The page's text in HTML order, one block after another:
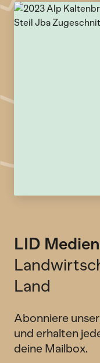
LID
Land
Abonniere
und erhalten
deine Mailbox.